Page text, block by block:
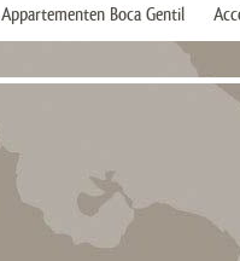
Appartementen Boca Gentil